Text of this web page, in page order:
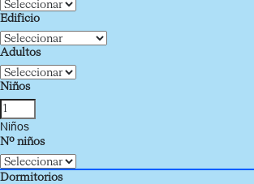
Edificio
Adultos
Niños
Niños
Nº niños
Dormitorios